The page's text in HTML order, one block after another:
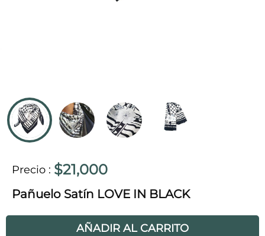
Precio : $21,000
Pañuelo Satín LOVE IN BLACK
AÑADIR AL CARRITO